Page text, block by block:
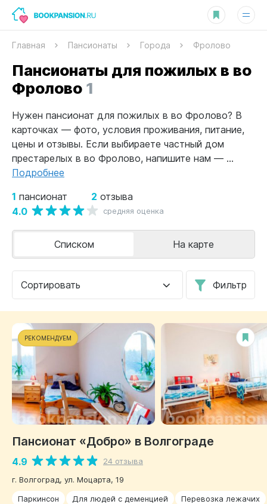
Главная Пансионаты Города Фролово
Пансионаты для пожилых в во
Фролово1
Нужен пансионат для пожилых в во Фролово? В
карточках — фото, условия проживания, питание,
цены и отзывы. Если выбираете частный дом
престарелых в во Фролово, напишите нам — ...
Подробнее
1 пансионат 2 отзыва
4.0 средняя оценка
Сортировать Фильтр
Списком На карте
РЕКОМЕНДУЕМ
Пансионат «Добро» в Волгограде
4.9
24 отзыва
г. Волгоград, ул. Моцарта, 19
Паркинсон
Для людей с деменцией Перевозка лежачих